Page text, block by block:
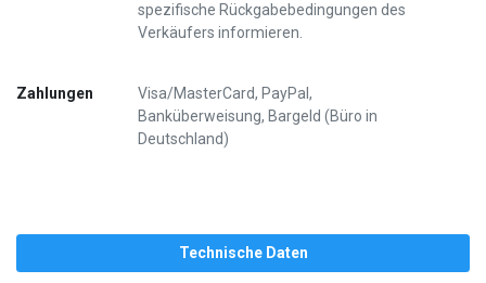
spezifische Rückgabebedingungen des
Verkäufers informieren.
Zahlungen
Visa/MasterCard, PayPal,
Banküberweisung, Bargeld (Büro in
Deutschland)
Technische Daten